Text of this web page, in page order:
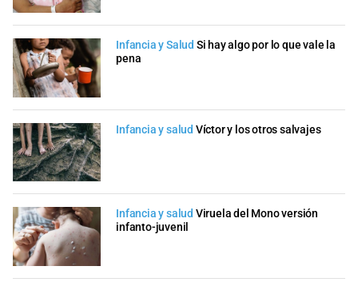
Infancia y Salud Si hay algo por lo que vale la
pena
Infancia y salud Víctor y los otros salvajes
Infancia y salud Viruela del Mono versión
infanto-juvenil